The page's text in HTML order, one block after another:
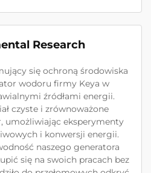
Research
się ochroną środowiska
wodoru firmy Keya w
źródłami energii.
czyste i zrównoważone
umożliwiając eksperymenty
i konwersji energii.
naszego generatora
się na swoich pracach bez